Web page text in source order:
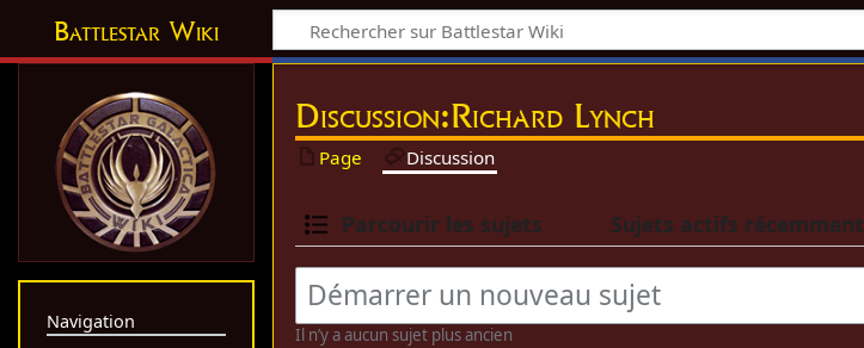
Battlestar Wiki
Discussion:Richard Lynch
Page Discussion
Parcourir les sujets Sujets actifs récemment
Il n’y a aucun sujet plus ancien
Navigation